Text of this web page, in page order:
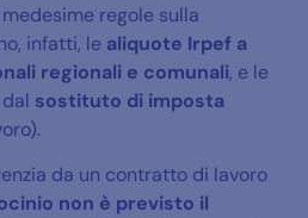
regole sulla
infatti, le aliquote Irpef a
regionali e comunali, e le
sostituto di imposta
da un contratto di lavoro
non è previsto il